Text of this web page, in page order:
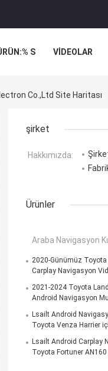
S VİDEOLAR
Co.,Ltd Site Haritası
şirket
Hakkımızda:
Ürünler
Araba Navigasyon
2020-Günümüz
Carplay Navigasyon
2021-2024 Toyota
Android Navigasyon
Lsailt Android
Toyota Venza Harrier
Lsailt Android Carplay
Toyota Fortuner AN160